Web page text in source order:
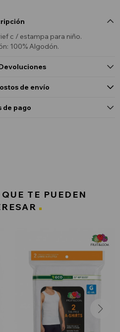
c / estampa para niño.
100% Algodón.
de envío
de pago
TE PUEDEN